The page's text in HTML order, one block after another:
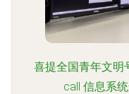
喜提全国青年文明
call 信息系